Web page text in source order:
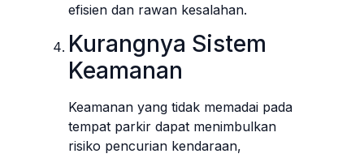
efisien dan rawan kesalahan.
Kurangnya Sistem
Keamanan
Keamanan yang tidak memadai pada
tempat parkir dapat menimbulkan
risiko pencurian kendaraan,